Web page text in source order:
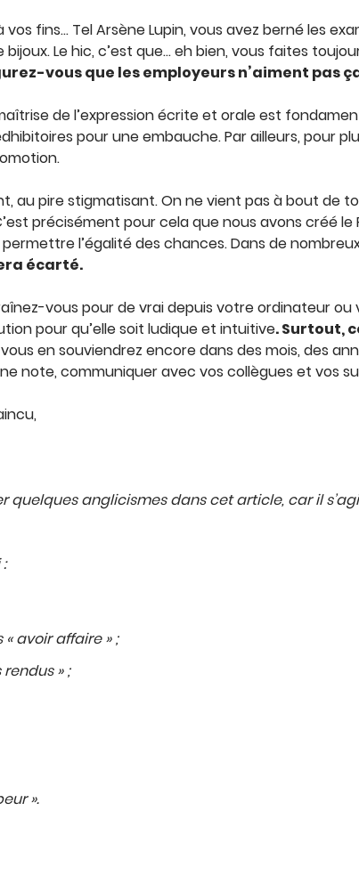
fins… Tel Arsène Lupin, vous avez berné les
Le hic, c’est que… eh bien, vous faites
vous que les employeurs n’aiment pas
de l’expression écrite et orale est
pour une embauche. Par ailleurs, pour
au pire stigmatisant. On ne vient pas à bout de
précisément pour cela que nous avons créé
l’égalité des chances. Dans de
écarté.
vous pour de vrai depuis votre ordinateur
pour qu’elle soit ludique et intuitive. Surtout,
en souviendrez encore dans des mois, des
note, communiquer avec vos collègues et vos
quelques anglicismes dans cet article, car il
avoir affaire » ;
» ;
».